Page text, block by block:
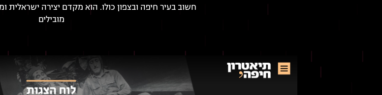
חשוב בעיר חיפה ובצפון כולו. הוא מקדם יצירה ישראלית
מובילים